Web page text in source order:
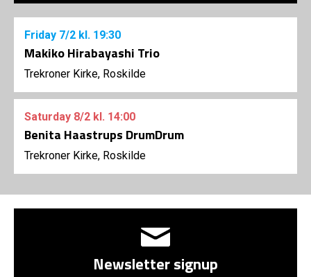
Friday 7/2 kl. 19:30
Makiko Hirabayashi Trio
Trekroner Kirke, Roskilde
Saturday 8/2 kl. 14:00
Benita Haastrups DrumDrum
Trekroner Kirke, Roskilde
Newsletter signup